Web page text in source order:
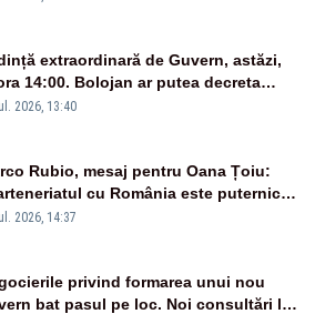
extraordinară de Guvern, astăzi,
14:00. Bolojan ar putea decreta
de urgență energetică
2026, 13:40
Rubio, mesaj pentru Oana Țoiu:
cu România este puternic
2026, 14:37
privind formarea unui nou
bat pasul pe loc. Noi consultări la